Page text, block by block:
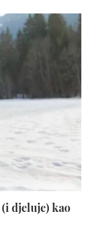
(i djeluje) kao